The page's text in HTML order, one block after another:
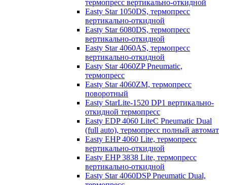
термопресс вертикально-откидной
Easty Star 1050DS, термопресс
вертикально-откидной
Easty Star 6080DS, термопресс
вертикально-откидной
Easty Star 4060AS, термопресс
вертикально-откидной
Easty Star 4060ZP Pneumatic,
термопресс
Easty Star 4060ZM, термопресс
поворотный
Easty StarLite-1520 DP1 вертикально-
откидной термопресс
Easty EDP 4060 LiteC Pneumatic Dual
(full auto), термопресс полный автомат
Easty EHP 4060 Lite, термопресс
вертикально-откидной
Easty EHP 3838 Lite, термопресс
вертикально-откидной
Easty Star 4060DSP Pneumatic Dual,